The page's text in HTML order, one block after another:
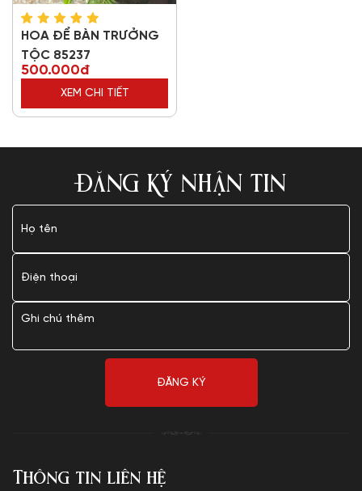
HOA ĐỂ BÀN TRƯỞNG
TỘC 85237
500.000đ
XEM CHI TIẾT
ĐĂNG KÝ NHẬN TIN
Thông tin liên hệ